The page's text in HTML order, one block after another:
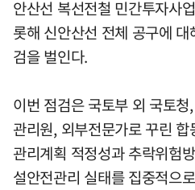
안산선 복선전철 민간투자사
롯해 신안산선 전체 공구에
검을 벌인다.
이번 점검은 국토부 외 국토
관리원, 외부전문가로 꾸린
관리계획 적정성과 추락위험
설안전관리 실태를 집중적으